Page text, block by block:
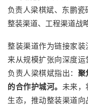
负责人梁棋斌、东鹏
整装渠道、工程渠道战
整装渠道作为链接家
来从规模扩张向深度
负责人梁棋斌指出： 聚
的合作护城河。 未来，
生态，推动整装渠道